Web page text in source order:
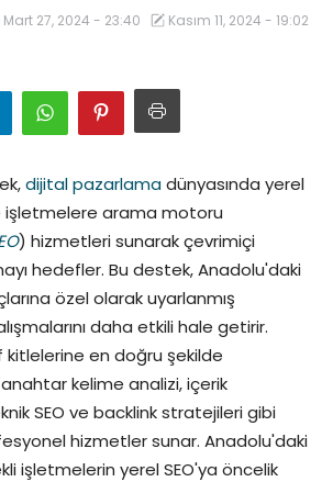
Mart 27, 2024 - 23:40
Kasım 11, 2024 - 19:02
dijital pazarlamadünyasında yerel
işletmelere arama motoru
) hizmetleri sunarak çevrimiçi
hedefler. Bu destek, Anadolu'daki
özel olarak uyarlanmış
daha etkili hale getirir.
en doğru şekilde
kelime analizi, içerik
SEO ve backlink stratejileri gibi
hizmetler sunar. Anadolu'daki
işletmelerin yerel SEO'ya öncelik